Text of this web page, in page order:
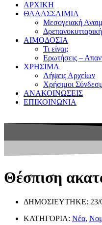
ΑΡΧΙΚΗ
ΘΑΛΑΣΣΑΙΜΙΑ
Μεσογειακή
ΑΙΜΟΔΟΣΙΑ
Τι είναι;
Ερωτήσεις –
ΧΡΗΣΙΜΑ
Λήψεις Αρχείων
Χρήσιμοι
ΑΝΑΚΟΙΝΩΣΕΙΣ
ΕΠΙΚΟΙΝΩΝΙΑ
Θέσπιση
ΔΗΜΟΣΙΕΥΤΗΚΕ: 23/
ΚΑΤΗΓΟΡΙΑ: Νέα,